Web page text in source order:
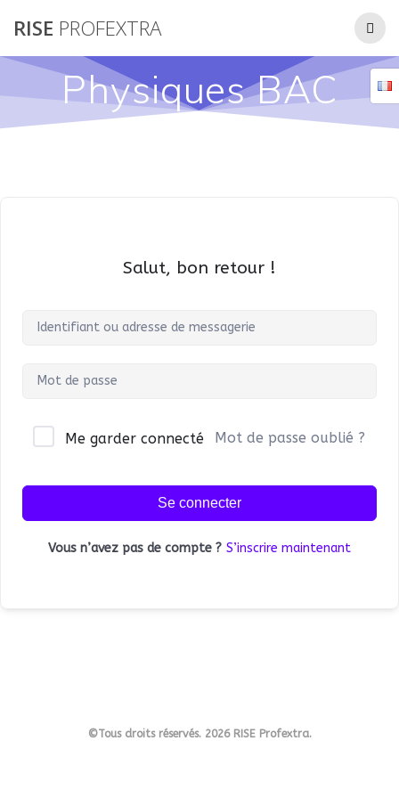
RISE PROFEXTRA
Physiques BAC
Salut, bon retour !
Me garder connecté Mot de passe oublié ?
Se connecter
Vous n’avez pas de compte ? S’inscrire maintenant
©Tous droits réservés. 2026 RISE Profextra.